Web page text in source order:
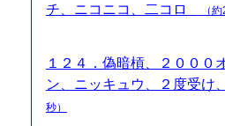
チ、ニコニコ、二コロ
（
１２４．偽暗槓、２０００
ン、ニッキュウ、２度受け
秒）